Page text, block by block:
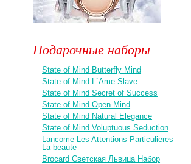
Подарочные наборы
State of Mind Butterfly Mind
State of Mind L`Ame Slave
State of Mind Secret of Success
State of Mind Open Mind
State of Mind Natural Elegance
State of Mind Voluptuous Seduction
Lancome Les Attentions Particulieres
La beaute
Brocard Светская Львица Набор